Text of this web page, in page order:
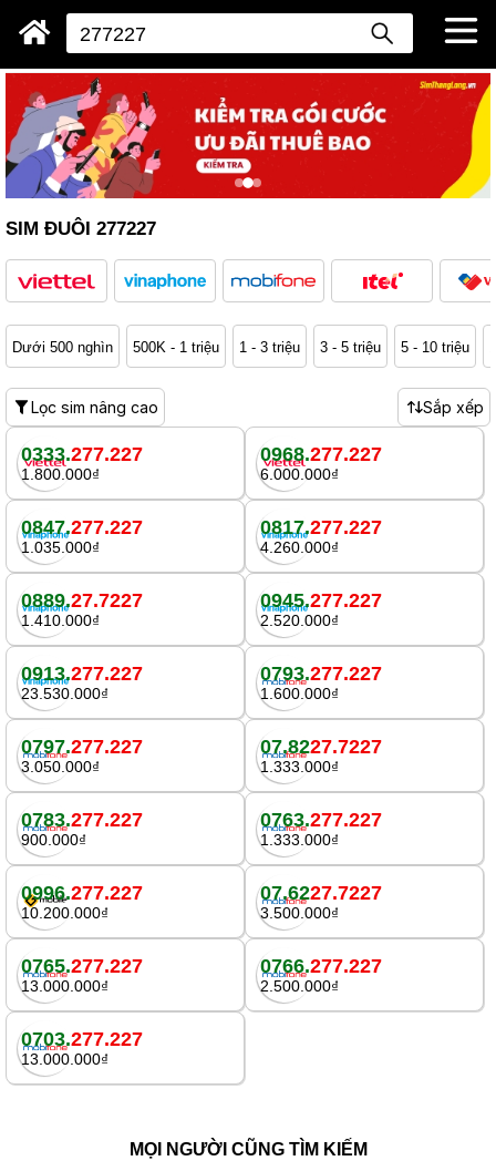
SIM ĐUÔI 277227
Dưới 500 nghìn 500K - 1 triệu 1 - 3 triệu 3 - 5 triệu 5 - 10 triệu
Lọc sim nâng cao Sắp xếp
0333.277.227
1.800.000₫
0968.277.227
6.000.000₫
0847.277.227
1.035.000₫
0817.277.227
4.260.000₫
0889.27.7227
1.410.000₫
0945.277.227
2.520.000₫
0913.277.227
23.530.000₫
0793.277.227
1.600.000₫
0797.277.227
3.050.000₫
07.8227.7227
1.333.000₫
0783.277.227
900.000₫
0763.277.227
1.333.000₫
0996.277.227
10.200.000₫
07.6227.7227
3.500.000₫
0765.277.227
13.000.000₫
0766.277.227
2.500.000₫
0703.277.227
13.000.000₫
MỌI NGƯỜI CŨNG TÌM KIẾM